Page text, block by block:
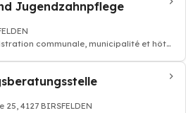
Jugendzahnpflege
communale, municipalité et hôtel
25, 4127 BIRSFELDEN